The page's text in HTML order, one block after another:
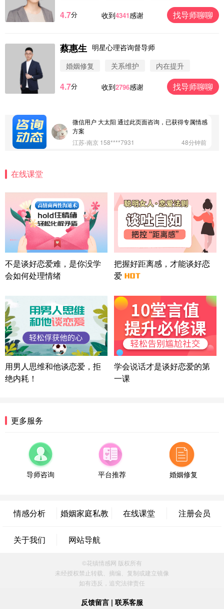
4.7分 收到4341感谢 找导师聊聊
蔡惠生 明星心理咨询督导师
婚姻修复
关系维护 内在提升
4.7分 收到2796感谢 找导师聊聊
微信用户 圆圈 通过此页面咨询，已获得专属情感方
案
微信用户 Vnno 通过此页面咨询，已获得专属情感方
微信用户 大太阳 通过此页面咨询，已获得专属情感
方案
江苏-南京 158****7931
48分钟前
情感方案
北京-朝阳 151****3189
22分钟前
微信用户 巧?媚儿 通过此页面咨询，已获得专属情感
方案
上海-浦东 177****9074
56分钟前
微信用户 Liberty 通过此页面咨询，已获得专属情感
方案
广东-广州 188****5632
湖北-武汉 135****7410
41分钟前
微信用户 困困魚? 通过此页面咨询，已获得专属情感
方案
陕西-西安 139****6283
3分钟前
情感方案
浙江-宁波 150****8921
福建-厦门 159****4462
53分钟前
微信用户 凌乱小羊 通过此页面咨询，已获得专属情
辽宁-大连 176****2843
39分钟前
属情感方案
微信用户 墨笙 通过此页面咨询，已获得专属情感方
案
江苏-苏州 188****5187
微信用户 谢思明 通过此页面咨询，已获得专属情感
在线课堂
不是谈好恋爱难，是你没学
会如何处理情绪
把握好距离感，才能谈好恋
爱
用男人思维和他谈恋爱，拒
绝内耗！
学会说话才是谈好恋爱的第
一课
更多服务
导师咨询 平台推荐 婚姻修复
情感分析 婚姻家庭私教 在线课堂 注册会员
关于我们 网站导航
©花镇情感网 版权所有
未经授权禁止转载、摘编、复制或建立镜像
如有违反，追究法律责任
反馈留言 | 联系客服